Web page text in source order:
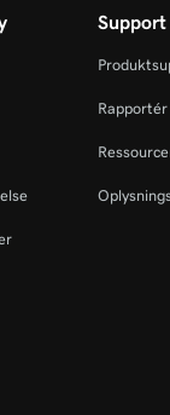
Support